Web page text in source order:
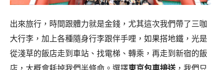
出來旅行，時間跟體力就是金錢，尤其這次我們帶了三咖
大行李，加上各種隨身行李跟伴手哩，如果搭地鐵，光是
從淺草的飯店走到車站、找電梯、轉乘，再走到新宿的飯